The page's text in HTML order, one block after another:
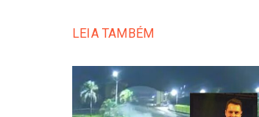
LEIA TAMBÉM